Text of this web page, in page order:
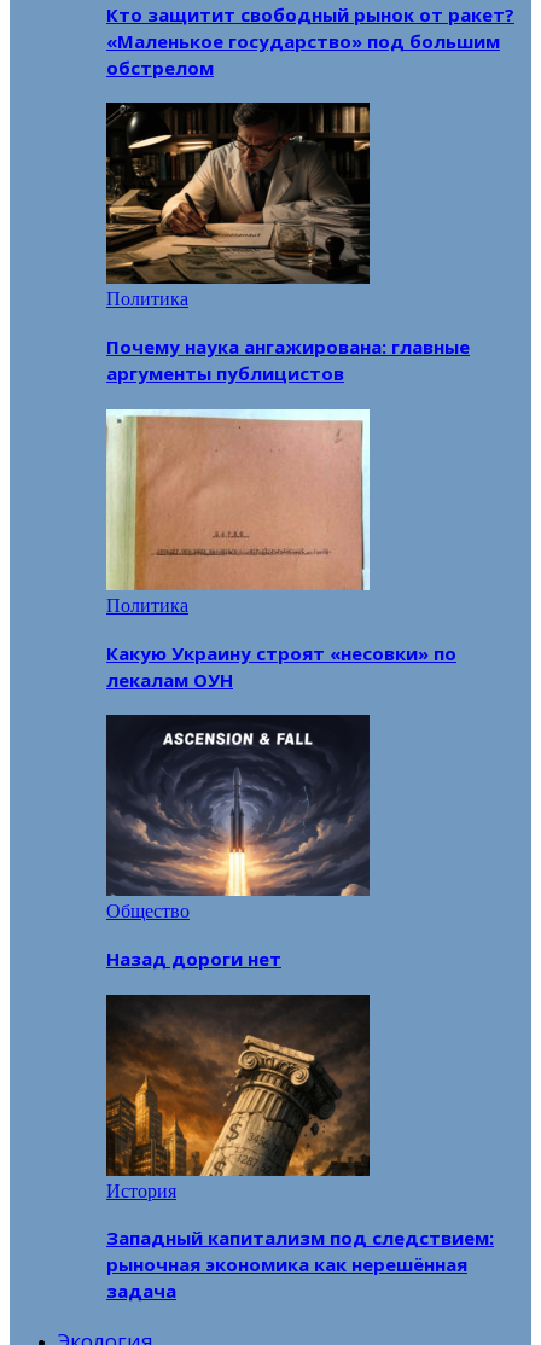
Кто защитит свободный рынок от ракет?
«Маленькое государство» под большим
обстрелом
Политика
Почему наука ангажирована: главные
аргументы публицистов
Политика
Какую Украину строят «несовки» по
лекалам ОУН
Общество
Назад дороги нет
История
Западный капитализм под следствием:
рыночная экономика как нерешённая
задача